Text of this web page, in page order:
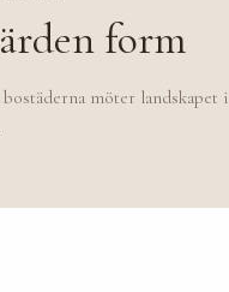
form
möter landskapet i